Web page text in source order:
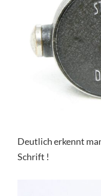
Deutlich erkennt
Schrift !